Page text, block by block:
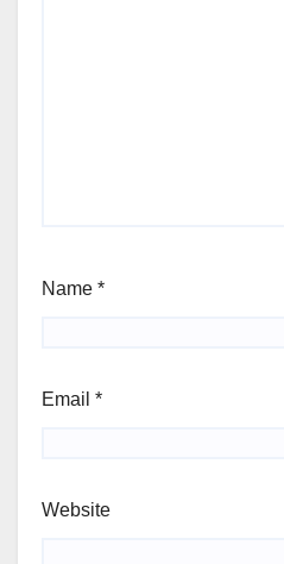
Name *
Email *
Website